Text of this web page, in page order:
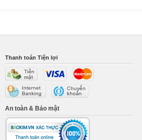
Thanh toán Tiện lợi
An toàn & Bảo mật